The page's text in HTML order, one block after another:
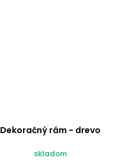
Dekoračný rám - drevo
skladom